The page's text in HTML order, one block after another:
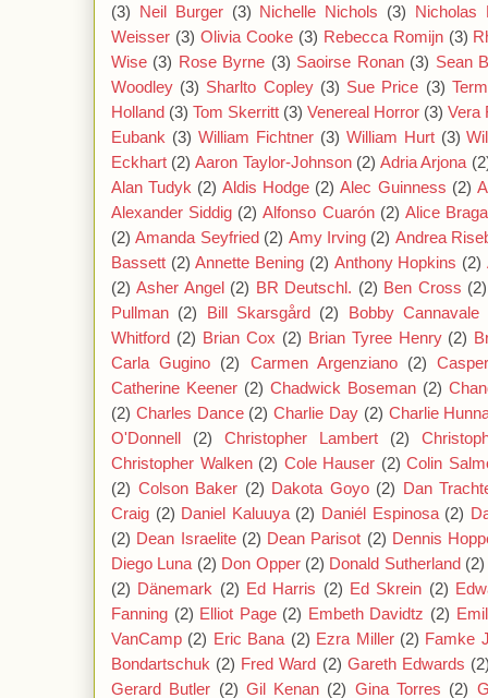
(3) Neil Burger (3) Nichelle Nichols (3) Nicholas
Weisser (3) Olivia Cooke (3) Rebecca Romijn (3)
Wise (3) Rose Byrne (3) Saoirse Ronan (3) Sean
Woodley (3) Sharlto Copley (3) Sue Price (3)
Holland (3) Tom Skerritt (3) Venereal Horror (3) Vera
Eubank (3) William Fichtner (3) William Hurt (3)
Eckhart (2) Aaron Taylor-Johnson (2) Adria Arjona
Alan Tudyk (2) Aldis Hodge (2) Alec Guinness (2)
Alexander Siddig (2) Alfonso Cuarón (2) Alice Braga
(2) Amanda Seyfried (2) Amy Irving (2) Andrea
Bassett (2) Annette Bening (2) Anthony Hopkins (2)
(2) Asher Angel (2) BR Deutschl. (2) Ben Cross (2)
Pullman (2) Bill Skarsgård (2)
Bobby Cannavale
Whitford (2) Brian Cox (2) Brian Tyree Henry (2)
Carla Gugino (2) Carmen Argenziano (2)
Catherine Keener (2) Chadwick Boseman (2)
(2) Charles Dance (2) Charlie Day (2) Charlie
O'Donnell
(2) Christopher Lambert (2)
Christopher Walken (2) Cole Hauser (2) Colin
(2) Colson Baker (2) Dakota Goyo (2) Dan
Craig (2) Daniel Kaluuya (2) Daniél Espinosa (2)
(2) Dean Israelite (2) Dean Parisot (2) Dennis
Diego Luna (2) Don Opper (2) Donald Sutherland (2)
(2) Dänemark (2) Ed Harris (2) Ed Skrein (2)
Fanning (2) Elliot Page (2) Embeth Davidtz (2)
VanCamp (2) Eric Bana (2) Ezra Miller (2) Famke
Bondartschuk (2) Fred Ward (2) Gareth Edwards
Gerard Butler (2) Gil Kenan (2) Gina Torres (2)